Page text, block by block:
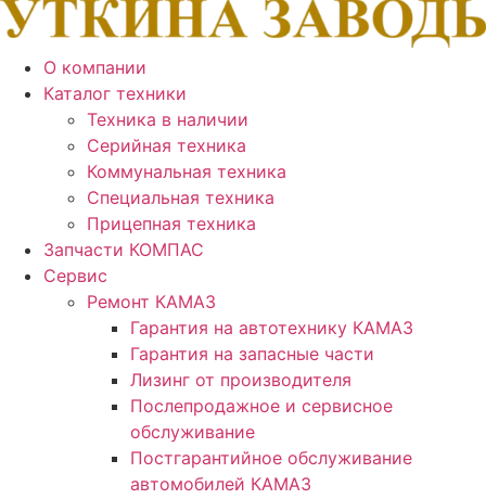
О компании
Каталог техники
Техника в наличии
Серийная техника
Коммунальная техника
Специальная техника
Прицепная техника
Запчасти КОМПАС
Сервис
Ремонт КАМАЗ
Гарантия на автотехнику КАМАЗ
Гарантия на запасные части
Лизинг от производителя
Послепродажное и сервисное
обслуживание
Постгарантийное обслуживание
автомобилей КАМАЗ